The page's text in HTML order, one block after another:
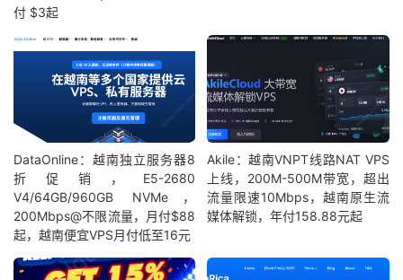
付 $3起
DataOnline：越南独立服务器8
折促销，E5-2680
V4/64GB/960GB NVMe，
200Mbps@不限流量，月付$88
起，越南便宜VPS月付低至16元
Akile：越南VNPT线路NAT VPS
上线，200M-500M带宽，超出
流量限速10Mbps，越南原生流
媒体解锁，年付158.88元起